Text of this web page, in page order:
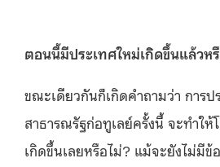
ตอนนี้มีประเทศใหม่เกิดขึ้นแล้วห
ขณะเดียวกันก็เกิดคำถามว่า การป
สาธารณรัฐก่อทูเลย์ครั้งนี้ จะทำให้
เกิดขึ้นเลยหรือไม่? แม้จะยังไม่มีข้